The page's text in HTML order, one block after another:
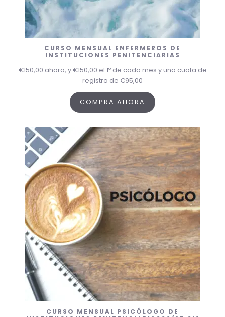
CURSO MENSUAL ENFERMEROS DE
INSTITUCIONES PENITENCIARIAS
€150,00 ahora, y€150,00 el 1º de cada mes y una cuota de
registro de €95,00
COMPRA AHORA
CURSO MENSUAL PSICÓLOGO DE